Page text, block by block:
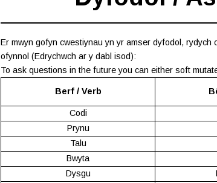
Er mwyn gofyn cwestiynau yn yr amser dyfodol, rydych
ofynnol (Edrychwch ar y dabl isod):
To ask questions in the future you can either soft
Berf / Verb
Codi
Prynu
Talu
Bwyta
Dysgu